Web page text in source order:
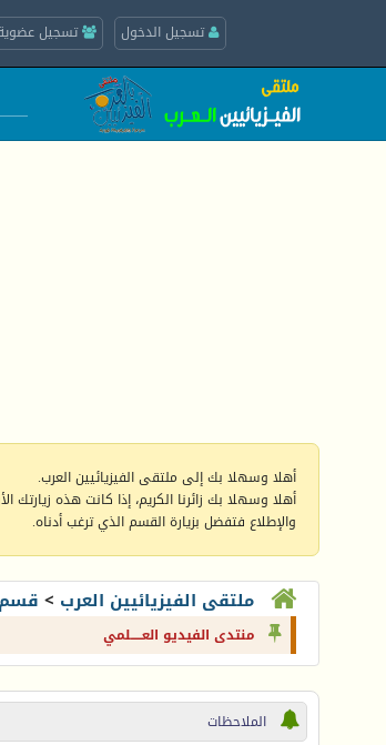
تسجيل الدخول تسجيل
أهلا وسهلا بك إلى ملتقى الفيزيائيين العرب.
أهلا وسهلا بك زائرنا الكريم، إذا كانت هذه زيارتك
والإطلاع فتفضل بزيارة القسم الذي ترغب أدناه.
ملتقى الفيزيائيين العرب > قسم
منتدى الفيديو العـــــلمي
الملاحظات